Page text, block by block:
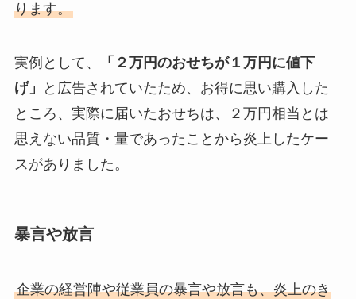
ります。
実例として、
「２万円のおせちが１万円に値下
げ」
と広告されていたため、お得に思い購入した
ところ、実際に届いたおせちは、２万円相当とは
思えない品質・量であったことから炎上したケー
スがありました。
暴言や放言
企業の経営陣や従業員の暴言や放言も、炎上のき